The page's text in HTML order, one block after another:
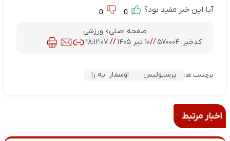
آیا این خبر مفید بود؟
صفحه اصلی
ورزشی
کدخبر:۵۷۰۰۰۴ //۱۰ تیر ۱۴۰۵ //۱۸:۱۲:۰۷
برچسب ها: پرسپولیس اوسمار .یه را
اخبار مرتبط